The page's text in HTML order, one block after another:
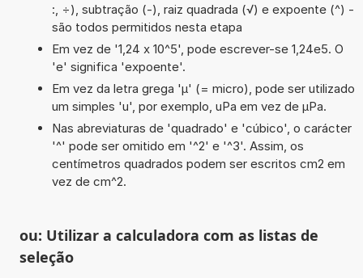
:, ÷), subtração (-), raiz quadrada (√) e expoente (^) -
são todos permitidos nesta etapa
Em vez de '1,24 x 10^5', pode escrever-se 1,24e5. O
'e' significa 'expoente'.
Em vez da letra grega 'µ' (= micro), pode ser utilizado
um simples 'u', por exemplo, uPa em vez de µPa.
Nas abreviaturas de 'quadrado' e 'cúbico', o carácter
'^' pode ser omitido em '^2' e '^3'. Assim, os
centímetros quadrados podem ser escritos cm2 em
vez de cm^2.
ou: Utilizar a calculadora com as listas de
seleção